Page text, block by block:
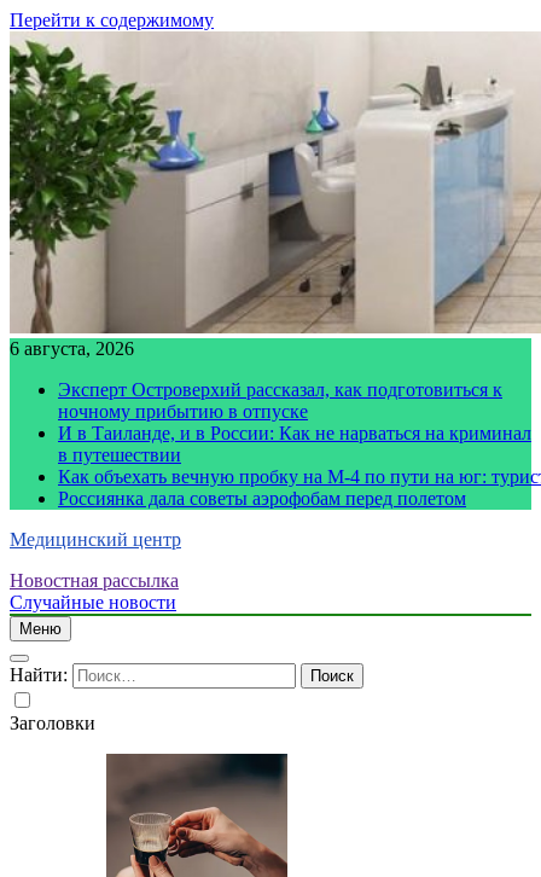
Перейти к содержимому
6 августа, 2026
Эксперт Островерхий рассказал, как подготовиться к
ночному прибытию в отпуске
И в Таиланде, и в России: Как не нарваться на криминал
в путешествии
Как объехать вечную пробку на М-4 по пути на юг:
Россиянка дала советы аэрофобам перед полетом
Медицинский центр
Новостная рассылка
Случайные новости
Меню
Найти:
Заголовки